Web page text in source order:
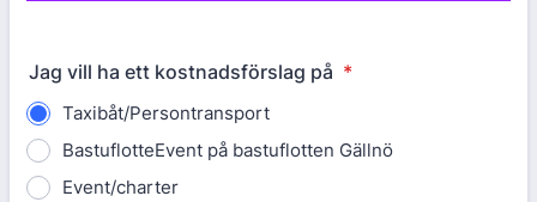
Jag vill ha ett kostnadsförslag på *
Taxibåt/Persontransport
BastuflotteEvent på bastuflotten Gällnö
Event/charter